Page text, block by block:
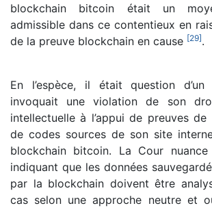
blockchain bitcoin était un
admissible dans ce contentieux en
de la preuve blockchain en cause [29].
En l’espèce, il était question d’un
invoquait une violation de son
intellectuelle à l’appui de preuves de
de codes sources de son site
blockchain bitcoin. La Cour
indiquant que les données
par la blockchain doivent être
cas selon une approche neutre et